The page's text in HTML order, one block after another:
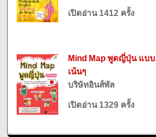
เปิดอ่าน 1412 ครั้ง
Mind Map พูดญี่ปุ่น แบบ
เน้นๆ
บริษัทอินส์พัล
เปิดอ่าน 1329 ครั้ง